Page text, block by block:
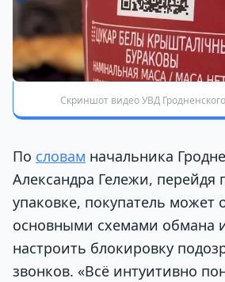
Скриншот видео УВД
По словам начальника
Александра Гележи, перейдя
упаковке, покупатель может
основными схемами обмана
настроить блокировку
звонков. «Всё интуитивно